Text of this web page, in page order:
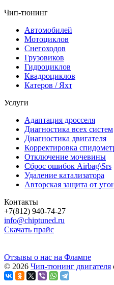
Чип-тюнинг
Автомобилей
Мотоциклов
Снегоходов
Грузовиков
Гидроциклов
Квадроциклов
Катеров / Яхт
Услуги
Адаптация дросселя
Диагностика всех систем
Диагностика двигателя
Корректировка
Отключение мочевины
Сброс ошибок Airbag\Srs
Удаление катализатора
Авторская защита от
Контакты
+7(812) 940-74-27
info@chiptuned.ru
Скачать прайс
Отзывы о нас на Флампе
© 2026 Чип-тюнинг двигателя